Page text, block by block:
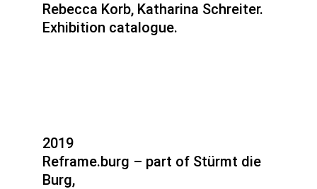
Rebecca Korb, Katharina Schreiter.
Exhibition catalogue.
2019
Reframe.burg – part of Stürmt die
Burg,